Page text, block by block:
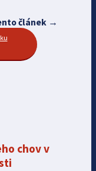
článek →
chov v